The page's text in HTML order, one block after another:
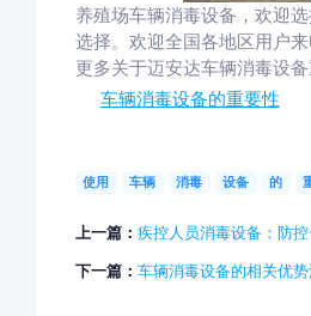
养殖场车辆消毒设备，欢迎
选择。欢迎全国各地区用户
更多关于迈安达车辆消毒设
车辆消毒设备的重要性
使用 车辆 消毒 设备 的
上一篇： 疾控人员消毒设备：防
下一篇： 车辆消毒设备的相关优